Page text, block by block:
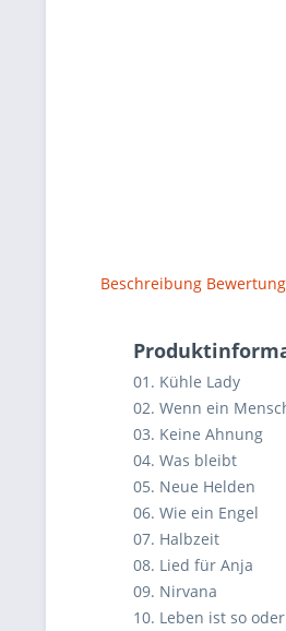
Beschreibung
01. Kühle Lady
02. Wenn ein
03. Keine Ahnung
04. Was bleibt
05. Neue Helden
06. Wie ein Engel
07. Halbzeit
08. Lied für Anja
09. Nirvana
10. Leben ist so